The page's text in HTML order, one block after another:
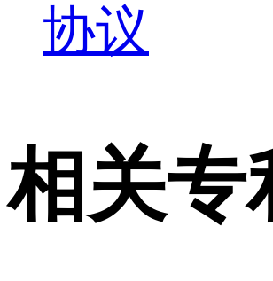
协议
相关专